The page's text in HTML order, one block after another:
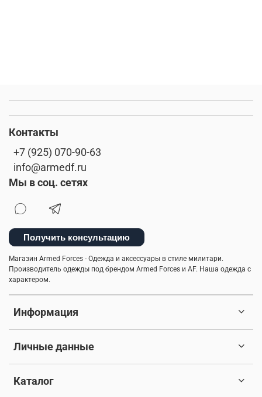
Информация
Личные данные
Каталог
Контакты
+7 (925) 070-90-63
info@armedf.ru
Мы в соц. сетях
Получить консультацию
Магазин Armed Forces - Одежда и аксессуары в стиле милитари.
Производитель одежды под брендом Armed Forces и AF. Наша одежда с
характером.